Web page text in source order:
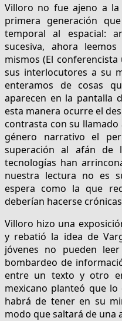
Villoro no fue ajeno a
primera generación
temporal al espacial:
sucesiva, ahora
mismos (El
sus interlocutores a su
enteramos de cosas
aparecen en la pantalla
esta manera ocurre el
contrasta con su
género narrativo el
superación al afán de
tecnologías han
nuestra lectura no es
espera como la que
deberían hacerse
Villoro hizo una
y rebatió la idea de
jóvenes no pueden
bombardeo de
entre un texto y otro
mexicano planteó que
habrá de tener en su
modo que saltará de una